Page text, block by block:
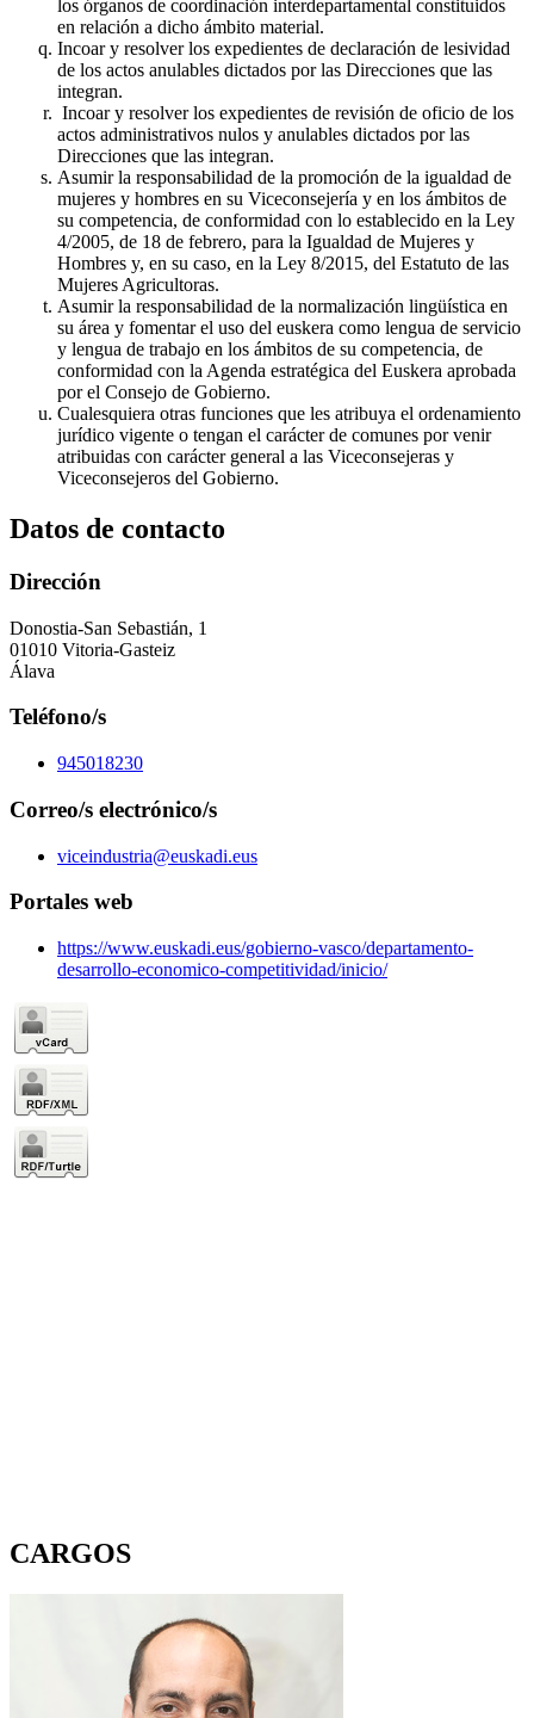
los órganos de coordinación interdepartamental constituidos
en relación a dicho ámbito material.
Incoar y resolver los expedientes de declaración de lesividad
de los actos anulables dictados por las Direcciones que las
integran.
Incoar y resolver los expedientes de revisión de oficio de los
actos administrativos nulos y anulables dictados por las
Direcciones que las integran.
Asumir la responsabilidad de la promoción de la igualdad de
mujeres y hombres en su Viceconsejería y en los ámbitos de
su competencia, de conformidad con lo establecido en la Ley
4/2005, de 18 de febrero, para la Igualdad de Mujeres y
Hombres y, en su caso, en la Ley 8/2015, del Estatuto de las
Mujeres Agricultoras.
Asumir la responsabilidad de la normalización lingüística en
su área y fomentar el uso del euskera como lengua de servicio
y lengua de trabajo en los ámbitos de su competencia, de
conformidad con la Agenda estratégica del Euskera aprobada
por el Consejo de Gobierno.
Cualesquiera otras funciones que les atribuya el ordenamiento
jurídico vigente o tengan el carácter de comunes por venir
atribuidas con carácter general a las Viceconsejeras y
Viceconsejeros del Gobierno.
Datos de contacto
Dirección
Donostia-San Sebastián, 1
01010 Vitoria-Gasteiz
Álava
Teléfono/s
945018230
Correo/s electrónico/s
viceindustria@euskadi.eus
Portales web
https://www.euskadi.eus/gobierno-vasco/departamento-
desarrollo-economico-competitividad/inicio/
CARGOS